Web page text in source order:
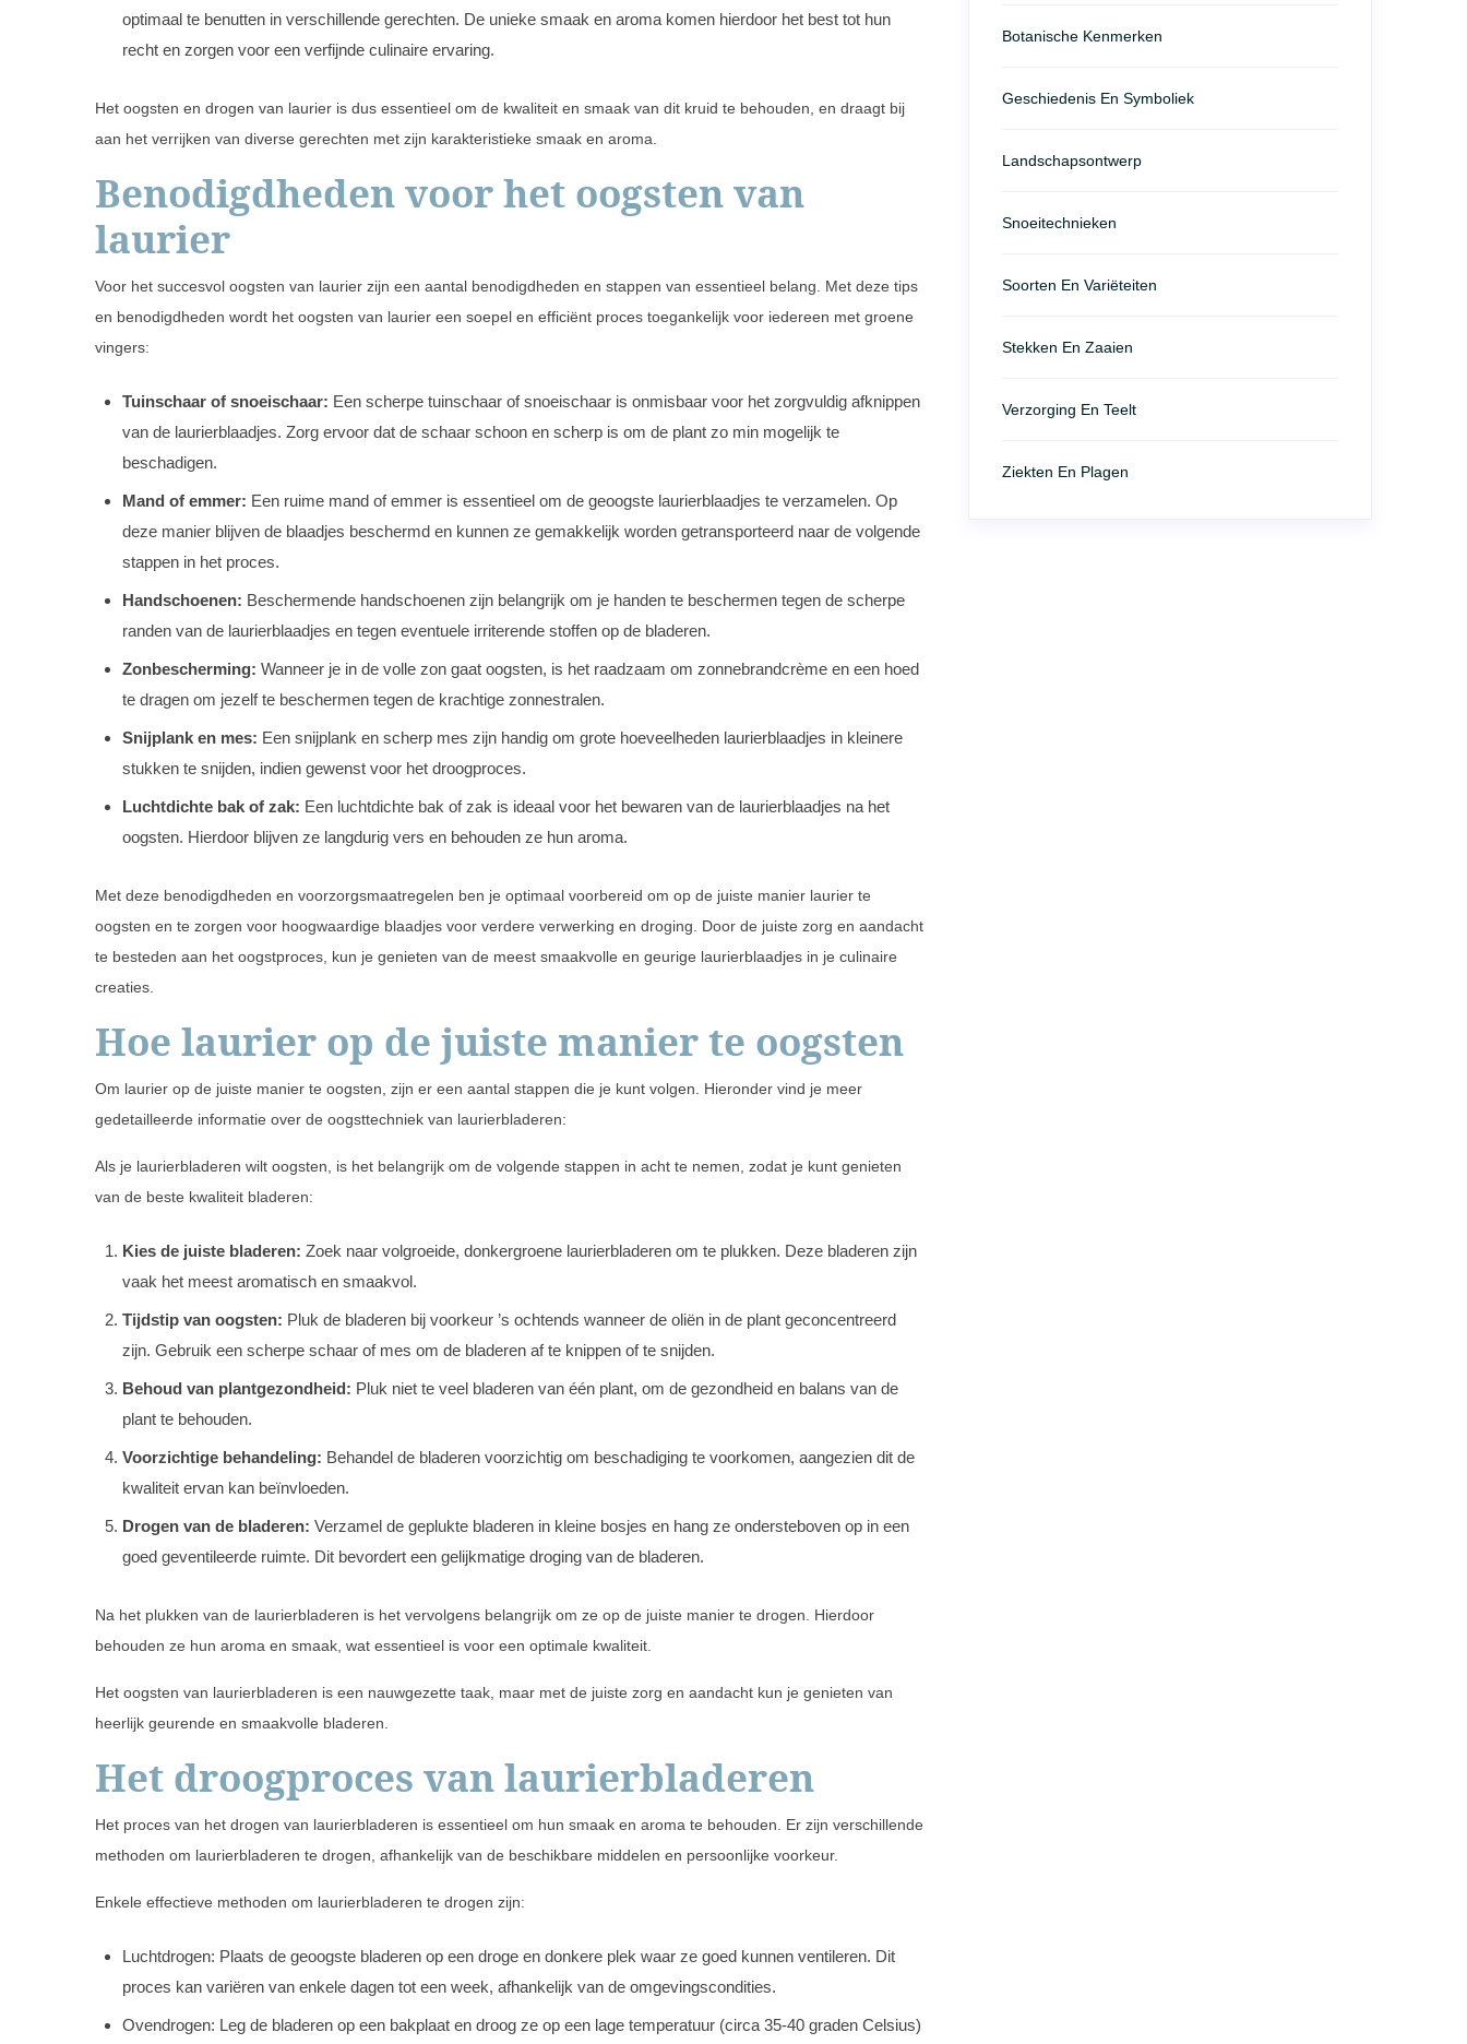
optimaal te benutten in verschillende gerechten. De unieke smaak en aroma komen hierdoor het best tot hun
recht en zorgen voor een verfijnde culinaire ervaring.
Het oogsten en drogen van laurier is dus essentieel om de kwaliteit en smaak van dit kruid te behouden, en draagt bij
aan het verrijken van diverse gerechten met zijn karakteristieke smaak en aroma.
Benodigdheden voor het oogsten van
laurier
Voor het succesvol oogsten van laurier zijn een aantal benodigdheden en stappen van essentieel belang. Met deze tips
en benodigdheden wordt het oogsten van laurier een soepel en efficiënt proces toegankelijk voor iedereen met groene
vingers:
Tuinschaar of snoeischaar: Een scherpe tuinschaar of snoeischaar is onmisbaar voor het zorgvuldig afknippen
van de laurierblaadjes. Zorg ervoor dat de schaar schoon en scherp is om de plant zo min mogelijk te
beschadigen.
Mand of emmer: Een ruime mand of emmer is essentieel om de geoogste laurierblaadjes te verzamelen. Op
deze manier blijven de blaadjes beschermd en kunnen ze gemakkelijk worden getransporteerd naar de volgende
stappen in het proces.
Handschoenen: Beschermende handschoenen zijn belangrijk om je handen te beschermen tegen de scherpe
randen van de laurierblaadjes en tegen eventuele irriterende stoffen op de bladeren.
Zonbescherming: Wanneer je in de volle zon gaat oogsten, is het raadzaam om zonnebrandcrème en een hoed
te dragen om jezelf te beschermen tegen de krachtige zonnestralen.
Snijplank en mes: Een snijplank en scherp mes zijn handig om grote hoeveelheden laurierblaadjes in kleinere
stukken te snijden, indien gewenst voor het droogproces.
Luchtdichte bak of zak: Een luchtdichte bak of zak is ideaal voor het bewaren van de laurierblaadjes na het
oogsten. Hierdoor blijven ze langdurig vers en behouden ze hun aroma.
Met deze benodigdheden en voorzorgsmaatregelen ben je optimaal voorbereid om op de juiste manier laurier te
oogsten en te zorgen voor hoogwaardige blaadjes voor verdere verwerking en droging. Door de juiste zorg en aandacht
te besteden aan het oogstproces, kun je genieten van de meest smaakvolle en geurige laurierblaadjes in je culinaire
creaties.
Hoe laurier op de juiste manier te oogsten
Om laurier op de juiste manier te oogsten, zijn er een aantal stappen die je kunt volgen. Hieronder vind je meer
gedetailleerde informatie over de oogsttechniek van laurierbladeren:
Als je laurierbladeren wilt oogsten, is het belangrijk om de volgende stappen in acht te nemen, zodat je kunt genieten
van de beste kwaliteit bladeren:
Kies de juiste bladeren: Zoek naar volgroeide, donkergroene laurierbladeren om te plukken. Deze bladeren zijn
vaak het meest aromatisch en smaakvol.
Tijdstip van oogsten: Pluk de bladeren bij voorkeur ’s ochtends wanneer de oliën in de plant geconcentreerd
zijn. Gebruik een scherpe schaar of mes om de bladeren af te knippen of te snijden.
Behoud van plantgezondheid: Pluk niet te veel bladeren van één plant, om de gezondheid en balans van de
plant te behouden.
Voorzichtige behandeling: Behandel de bladeren voorzichtig om beschadiging te voorkomen, aangezien dit de
kwaliteit ervan kan beïnvloeden.
Drogen van de bladeren: Verzamel de geplukte bladeren in kleine bosjes en hang ze ondersteboven op in een
goed geventileerde ruimte. Dit bevordert een gelijkmatige droging van de bladeren.
Na het plukken van de laurierbladeren is het vervolgens belangrijk om ze op de juiste manier te drogen. Hierdoor
behouden ze hun aroma en smaak, wat essentieel is voor een optimale kwaliteit.
Het oogsten van laurierbladeren is een nauwgezette taak, maar met de juiste zorg en aandacht kun je genieten van
heerlijk geurende en smaakvolle bladeren.
Het droogproces van laurierbladeren
Het proces van het drogen van laurierbladeren is essentieel om hun smaak en aroma te behouden. Er zijn verschillende
methoden om laurierbladeren te drogen, afhankelijk van de beschikbare middelen en persoonlijke voorkeur.
Enkele effectieve methoden om laurierbladeren te drogen zijn:
Luchtdrogen: Plaats de geoogste bladeren op een droge en donkere plek waar ze goed kunnen ventileren. Dit
proces kan variëren van enkele dagen tot een week, afhankelijk van de omgevingscondities.
Ovendrogen: Leg de bladeren op een bakplaat en droog ze op een lage temperatuur (circa 35-40 graden Celsius)
Botanische Kenmerken
Geschiedenis En Symboliek
Landschapsontwerp
Snoeitechnieken
Soorten En Variëteiten
Stekken En Zaaien
Verzorging En Teelt
Ziekten En Plagen